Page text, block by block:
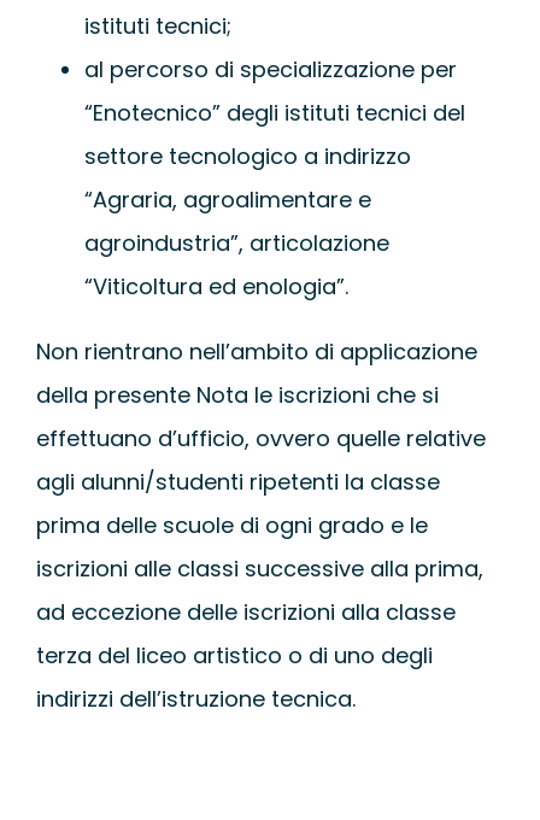
istituti tecnici;
al percorso di specializzazione per
“Enotecnico” degli istituti tecnici del
settore tecnologico a indirizzo
“Agraria, agroalimentare e
agroindustria”, articolazione
“Viticoltura ed enologia”.
Non rientrano nell’ambito di applicazione
della presente Nota le iscrizioni che si
effettuano d’ufficio, ovvero quelle relative
agli alunni/studenti ripetenti la classe
prima delle scuole di ogni grado e le
iscrizioni alle classi successive alla prima,
ad eccezione delle iscrizioni alla classe
terza del liceo artistico o di uno degli
indirizzi dell’istruzione tecnica.